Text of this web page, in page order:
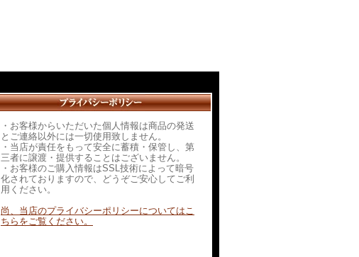
・お客様からいただいた個人情報は商品の発送
とご連絡以外には一切使用致しません。
・当店が責任をもって安全に蓄積・保管し、第
三者に譲渡・提供することはございません。
・お客様のご購入情報はSSL技術によって暗号
化されておりますので、どうぞご安心してご利
用ください。
尚、当店のプライバシーポリシーについてはこ
ちらをご覧ください。